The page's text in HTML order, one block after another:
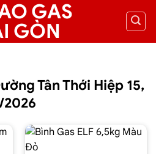
Tân Thới Hiệp 15,
2026